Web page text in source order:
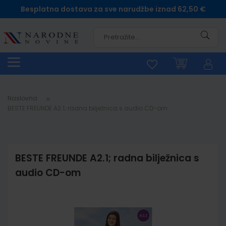
Besplatna dostava za sve narudžbe iznad 62,50 €
Naslovna
BESTE FREUNDE A2.1; radna bilježnica s
audio CD-om